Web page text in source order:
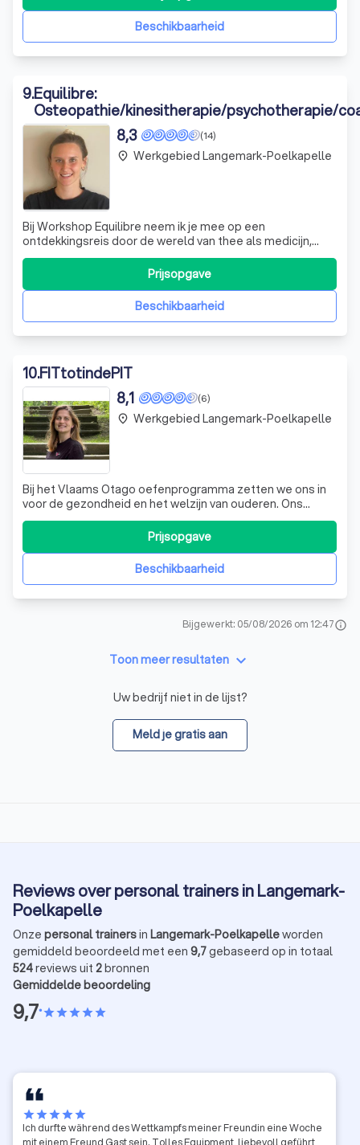
maximaliseer je prestaties, allemaal op het ritme van de
muziek. Onze trainingen zijnBeschikbaarheid
9.Equilibre:
Osteopathie/kinesitherapie/psychotherapie/
training/small group lessen
(14)
8,3
Bij Workshop Equilibre neem ik je mee op een
ontdekkingsreis door de wereld van thee als medicijn,
geïnspireerd door de principes van de Chinese
traditionele gezondheidszorg. Tijdens onze sessies op 17
oktober en 14 november, startend om 19:30, leer ik je hoe
je de juiste thee kunt kiezen om je lich
Beschikbaarheid
Prijsopgave
place Werkgebied Langemark-Poelkapelle
10.FITtotindePIT
(6)
8,1
Bij het Vlaams Otago oefenprogramma zetten we ons in
voor de gezondheid en het welzijn van ouderen. Ons
unieke, individueel thuisoefenprogramma combineert
spierverstevigende oefeningen, evenwichtsoefeningen
en een wandelschema, speciaal ontworpen om
valincidenten te verminderen. We begeleiden elke d
Beschikbaarheid
Prijsopgave
place Werkgebied Langemark-Poelkapelle
Bijgewerkt: 05/08/2026 om 12:47info
Toon meer resultaten keyboard_arrow_down
Uw bedrijf niet in de lijst?
Meld je gratis aan
Reviews over personal trainers in Langemark-
Poelkapelle
Onze personal trainersin Langemark-Poelkapelleworden
gemiddeld beoordeeld met een 9,7gebaseerd op in totaal
524reviews uit 2bronnen
Gemiddelde beoordeling
9,7•starstarstarstarstar
starstarstarstarstar
Ich durfte während des Wettkampfs meiner Freundin eine Woche
mit einem Freund Gast sein. Tolles Equipment, liebevoll geführt